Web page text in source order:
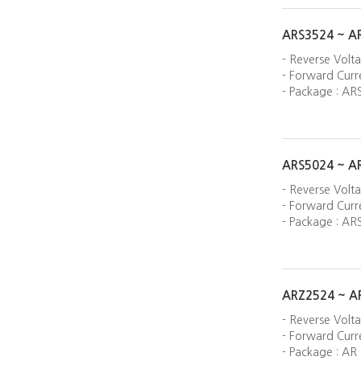
ARS3524 ~
- Reverse
- Forward
- Package :
ARS5024 ~
- Reverse
- Forward
- Package :
ARZ2524 ~
- Reverse
- Forward
- Package : AR